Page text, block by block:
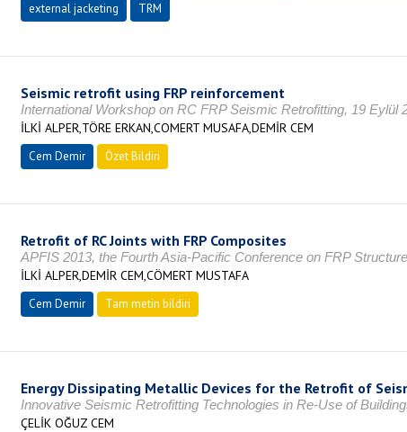
external jacketing
TRM
Seismic retrofit using FRP reinforcement
International Workshop on RC FRP Seismic Retrofitting, 19 Eylül
İLKİ ALPER,TÖRE ERKAN,COMERT MUSAFA,DEMİR CEM
Cem Demir Özet Bildiri
Retrofit of RC Joints with FRP Composites
APFIS 2013, the Fourth Asia-Pacific Conference on FRP
İLKİ ALPER,DEMİR CEM,CÖMERT MUSTAFA
Cem Demir Tam metin bildiri
Energy Dissipating Metallic Devices for the Retrofit of
Innovative Seismic Retrofitting Technologies in Re-Use of
ÇELİK OĞUZ CEM